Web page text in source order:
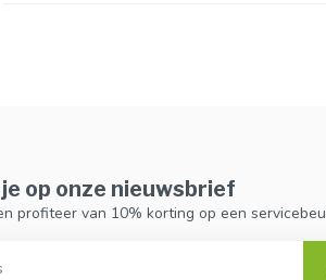
op onze nieuwsbrief
profiteer van 10% korting op een